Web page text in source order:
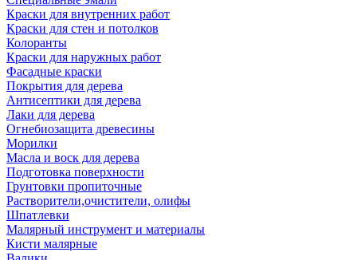
Краски для внутренних работ
Краски для стен и потолков
Колоранты
Краски для наружных работ
Фасадные краски
Покрытия для дерева
Антисептики для дерева
Лаки для дерева
Огнебиозащита древесины
Морилки
Масла и воск для дерева
Подготовка поверхности
Грунтовки пропиточные
Растворители,очистители, олифы
Шпатлевки
Малярный инструмент и материалы
Кисти малярные